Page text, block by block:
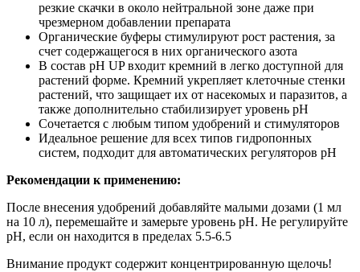
резкие скачки в около нейтральной зоне даже при
чрезмерном добавлении препарата
Органические буферы стимулируют рост растения, за
счет содержащегося в них органического азота
В состав рН UP входит кремний в легко доступной для
растений форме. Кремний укрепляет клеточные стенки
растений, что защищает их от насекомых и паразитов, а
также дополнительно стабилизирует уровень рН
Сочетается с любым типом удобрений и стимуляторов
Идеальное решение для всех типов гидропонных
систем, подходит для автоматических регуляторов рН
Рекомендации к применению:
После внесения удобрений добавляйте малыми дозами (1 мл
на 10 л), перемешайте и замерьте уровень рН. Не регулируйте
рН, если он находится в пределах 5.5-6.5
Внимание продукт содержит концентрированную щелочь!